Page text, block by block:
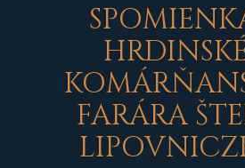
FARÁRA